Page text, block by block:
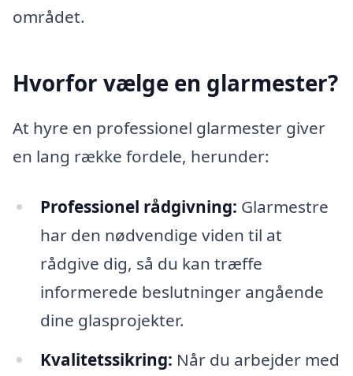
området.
Hvorfor vælge en glarmester?
At hyre en professionel glarmester giver
en lang række fordele, herunder:
Professionel rådgivning: Glarmestre
har den nødvendige viden til at
rådgive dig, så du kan træffe
informerede beslutninger angående
dine glasprojekter.
Kvalitetssikring: Når du arbejder med